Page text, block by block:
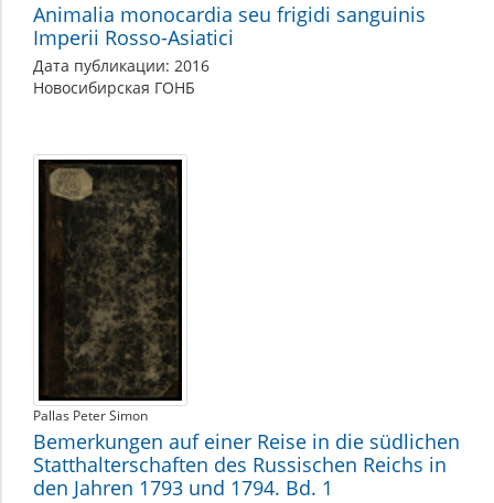
Animalia monocardia seu frigidi sanguinis
Imperii Rosso-Asiatici
Дата публикации: 2016
Новосибирская ГОНБ
Pallas Peter Simon
Bemerkungen auf einer Reise in die südlichen
Statthalterschaften des Russischen Reichs in
den Jahren 1793 und 1794. Bd. 1